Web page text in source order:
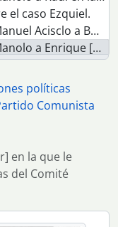
el caso Ezquiel.
y Secretario del C.C. del PCUS, en la que solicita la pensión.
los acuerdos y tareas del Comité Provincial de Sevilla.
los militantes en la que informa sobre la actividad del partido.
que informa sobre los bonos de ayuda al Congreso.
carta de Manolo del 19 de julio.
de Manolo a Mario.
(Bandera Roja) en la que le solicita iniciar relaciones para actuar conjuntamente.
se inserta la circular informativa de la Comisión de Organización.
la manifestación del 25 de septiembre. Acompaña recortes de prensa.
de Sevilla del [PCOE]
políticas
Comunista
en la que le
del Comité